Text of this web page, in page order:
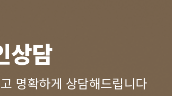
상담
명확하게 상담해드립니다